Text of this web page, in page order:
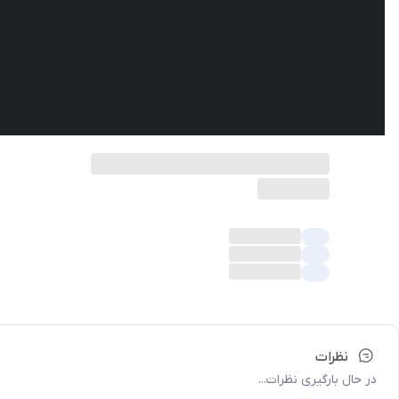
نظرات
در حال بارگیری نظرات...